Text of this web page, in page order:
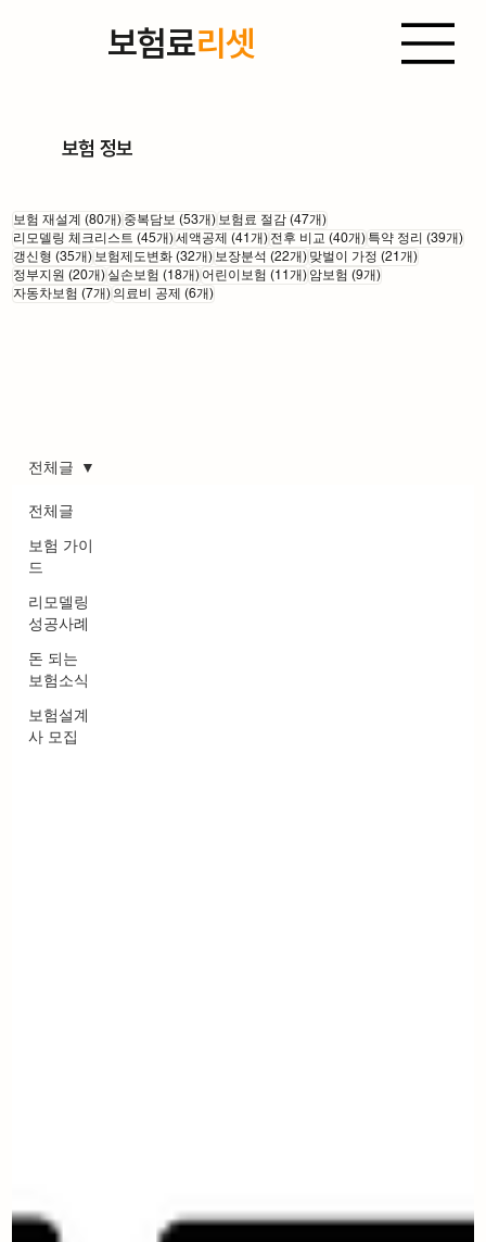
보험료리셋
보험 정보
보험 재설계 (80개)게시물 80개
중복담보 (53개)게시물 53개
보험료 절감 (47개)게시물 47개
리모델링 체크리스트 (45개)게시물 45개
세액공제 (41개)게시물 41개
전후 비교 (40개)게시물 40개
특약 정리 (39개)게
갱신형 (35개)게시물 35개
보험제도변화 (32개)게시물 32개
보장분석 (22개)게시물 22개
맞벌이 가정 (21개)게시물 21개
정부지원 (20개)게시물 20개
실손보험 (18개)게시물 18개
어린이보험 (11개)게시물 11개
암보험 (9개)게시물 9개
자동차보험 (7개)게시물 7개
의료비 공제 (6개)게시물 6개
전체글
보험 가이
드
리모델링
성공사례
돈 되는
보험소식
보험설계
사 모집
전체글